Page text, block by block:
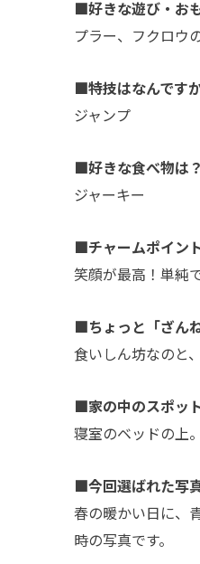
■好きな遊び・お
プラー、フクロウ
■特技はなんです
ジャンプ
■好きな食べ物は？
ジャーキー
■チャームポイン
笑顔が最高！単純
■ちょっと「ざん
食いしん坊なのと
■家の中のスポッ
寝室のベッドの上。
■今回選ばれた写
春の暖かい日に、
時の写真です。